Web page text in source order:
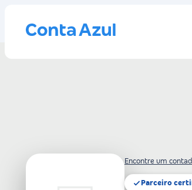
Encontre um
Parceiro